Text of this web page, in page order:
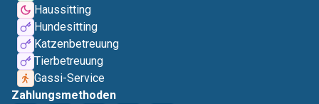
Haussitting
Hundesitting
Katzenbetreuung
Tierbetreuung
Gassi-Service
Zahlungsmethoden